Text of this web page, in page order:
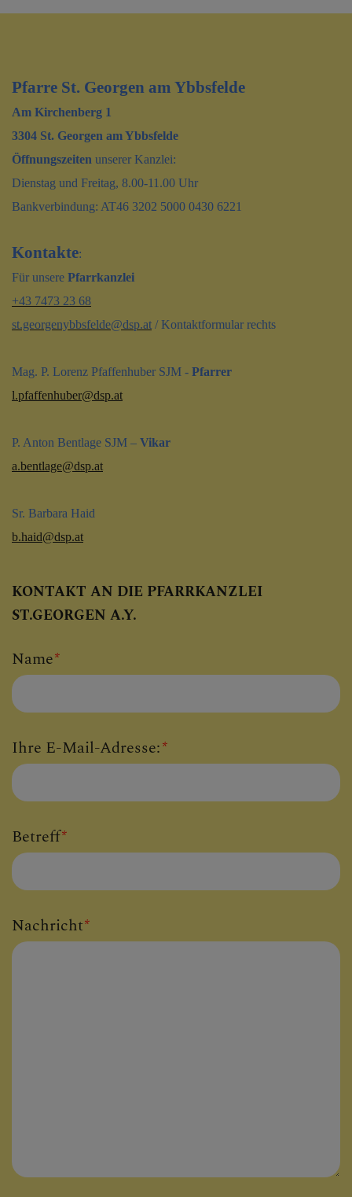
Pfarre St. Georgen am Ybbsfelde
Am Kirchenberg 1
3304 St. Georgen am Ybbsfelde
Öffnungszeiten unserer Kanzlei:
Dienstag und Freitag, 8.00-11.00 Uhr
Bankverbindung: AT46 3202 5000 0430 6221
Kontakte:
Für unsere Pfarrkanzlei
+43 7473 23 68
st.georgenybbsfelde@dsp.at / Kontaktformular rechts
Mag. P. Lorenz Pfaffenhuber SJM - Pfarrer
l.pfaffenhuber@dsp.at
P. Anton Bentlage SJM – Vikar
a.bentlage@dsp.at
Sr. Barbara Haid
b.haid@dsp.at
Company website
URL
Session ID
Verification code
Verification code
Homepage
KONTAKT AN DIE PFARRKANZLEI
ST.GEORGEN A.Y.
Name*
Ihre E-Mail-Adresse:*
Betreff*
Nachricht*